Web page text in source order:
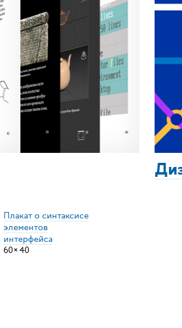
Плакат о синтаксисе
элементов
интерфейса
60×40